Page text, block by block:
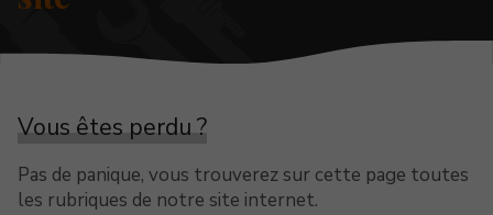
Vous êtes perdu ?
Pas de panique, vous trouverez sur cette page toutes
les rubriques de notre site internet.​​